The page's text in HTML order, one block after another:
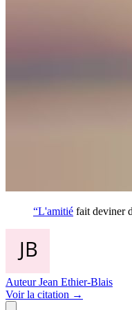
“L'amitié fait deviner
Auteur Jean Ethier-Blais
Voirla citation →